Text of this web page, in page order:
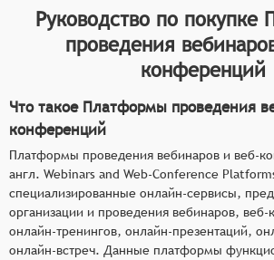
Руководство по покупке
проведения
конференций
Что такое Платформы проведения
конференций
Платформы проведения вебинаров и веб-
англ. Webinars and Web-Conference
специализированные онлайн-сервисы,
организации и проведения вебинаров,
онлайн-тренингов, онлайн-презентаций,
онлайн-встреч. Данные платформы